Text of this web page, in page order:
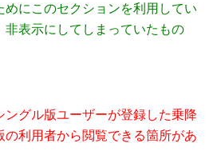
めにこのセクションを利用してい
非表示にしてしまっていたもの
ングル版ユーザーが登録した乗降
の利用者から閲覧できる箇所があ